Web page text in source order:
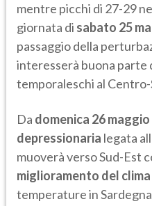
mentre picchi di 27-29
giornata di sabato 25
passaggio della
interesserà buona parte
temporaleschi al Centro-
Da domenica 26 maggio
depressionaria legata
muoverà verso Sud-Est
miglioramento del clima
temperature in